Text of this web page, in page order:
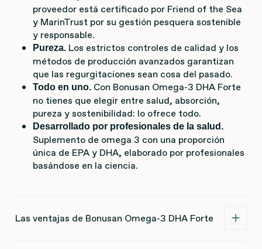
proveedor está certificado por Friend of the Sea
y MarinTrust por su gestión pesquera sostenible
y responsable.
Pureza. Los estrictos controles de calidad y los
métodos de producción avanzados garantizan
que las regurgitaciones sean cosa del pasado.
Todo en uno. Con Bonusan Omega-3 DHA Forte
no tienes que elegir entre salud, absorción,
pureza y sostenibilidad: lo ofrece todo.
Desarrollado por profesionales de la salud.
Suplemento de omega 3 con una proporción
única de EPA y DHA, elaborado por profesionales
basándose en la ciencia.
Las ventajas de Bonusan Omega-3 DHA Forte